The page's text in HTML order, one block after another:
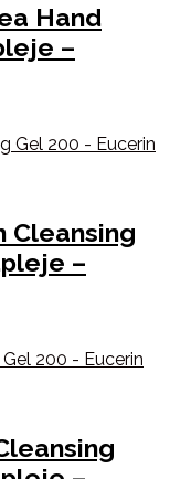
Hand
–
Cleansing
–